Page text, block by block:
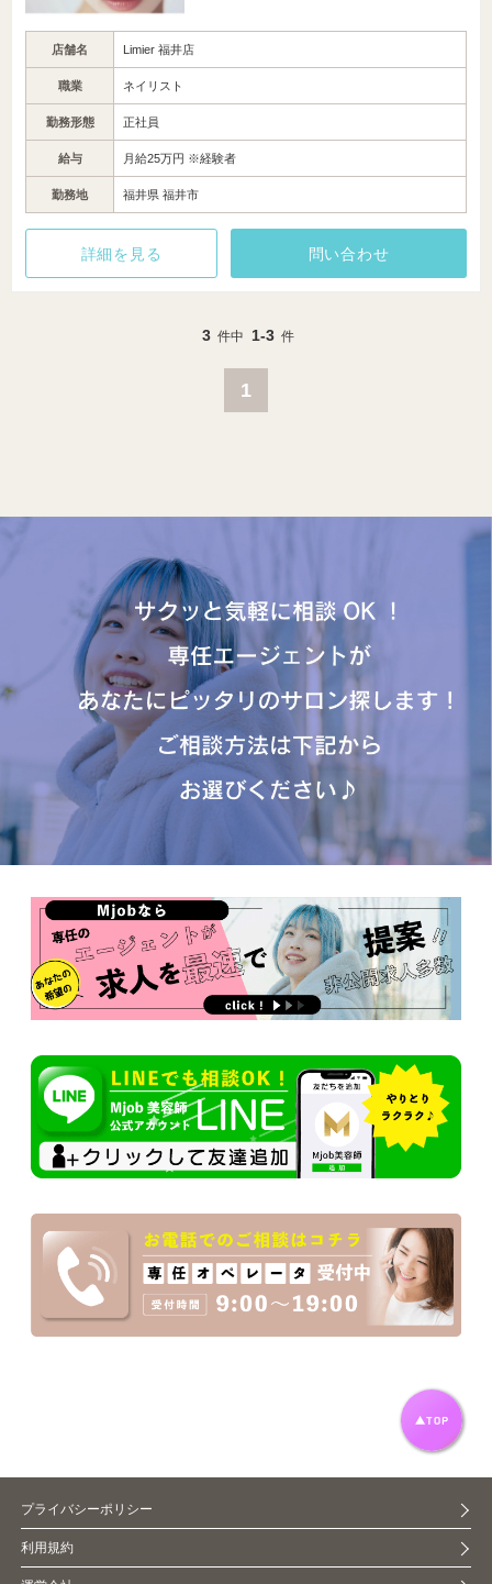
店舗名 Limier 福井店
職業 ネイリスト
勤務形態 正社員
給与 月給25万円 ※経験者
勤務地 福井県 福井市
詳細を見る 問い合わせ
3 件中 1-3 件
1
プライバシーポリシー
利用規約